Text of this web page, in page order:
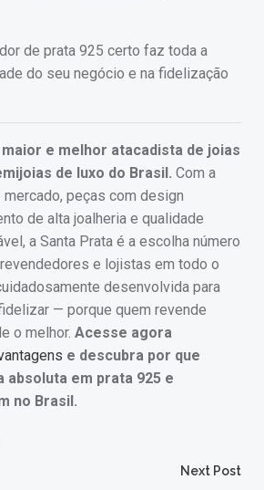
de prata 925 certo faz toda a
do seu negócio e na fidelização
e melhor atacadista de joias
de luxo do Brasil. Com a
peças com design
de alta joalheria e qualidade
a Santa Prata é a escolha número
e lojistas em todo o
desenvolvida para
— porque quem revende
o melhor. Acesse agora
e descubra por que
em prata 925 e
no Brasil.
Next Post